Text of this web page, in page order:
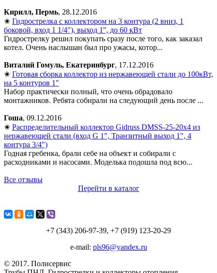
Кирилл, Пермь, 28.12.2016
✬ Гидрострелка с коллектором на 3 контура (2 вниз, 1
боковой, вход 1 1/4"), выход 1'', до 60 кВт
Гидрострелку решил покупать сразу после того, как заказал
котел. Очень наслышан был про ужасы, котор...
Виталий Гомуль, Екатеринбург, 17.12.2016
✬ Готовая сборка коллектор из нержавеющей стали до 100кВт,
на 5 контуров 1"
Набор практически полный, что очень обрадовало
монтажников. Ребята собирали на следующий день после ...
Гоша, 09.12.2016
✬ Распределительный коллектор Gidruss DMSS-25-20x4 из
нержавеющей стали (вход G 1", Транзитный выход 1", 4
контура 3/4")
Годная гребенка, брали себе на объект и собирали с
расходниками и насосами. Моделька подошла под всю...
Все отзывы
Перейти в каталог
+7 (343) 206-97-39, +7 (919) 123-20-29
e-mail: pls96@yandex.ru
© 2017. Полисервиc